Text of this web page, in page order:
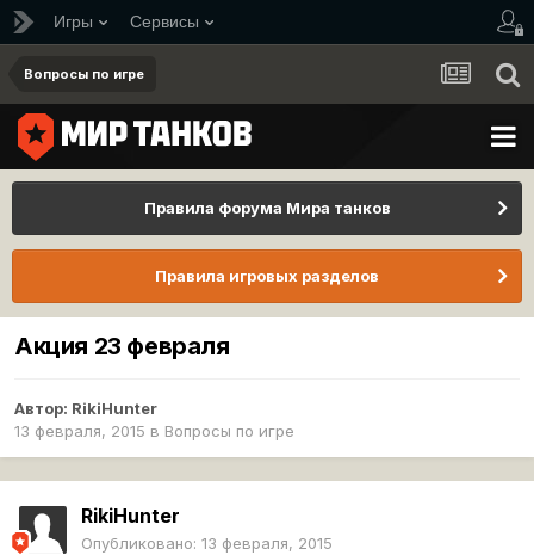
Игры Сервисы
Вопросы по игре
Правила форума Мира танков
Правила игровых разделов
Акция 23 февраля
Автор: RikiHunter
13 февраля, 2015 в Вопросы по игре
RikiHunter
Опубликовано: 13 февраля, 2015